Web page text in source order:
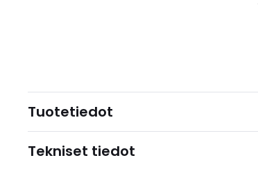
Tuotetiedot
Tekniset tiedot